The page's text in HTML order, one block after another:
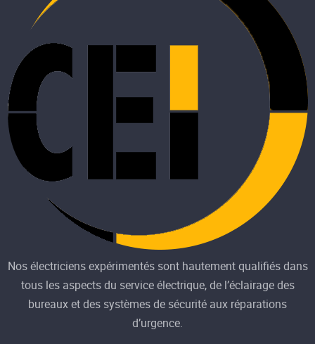
Nos électriciens expérimentés sont hautement qualifiés dans
tous les aspects du service électrique, de l’éclairage des
bureaux et des systèmes de sécurité aux réparations
d’urgence.